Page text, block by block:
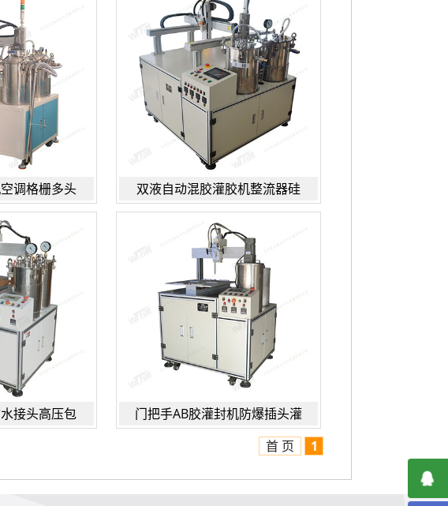
调格栅多头 双液自动混胶灌胶机整流器硅
接头高压包
门把手AB胶灌封机防爆插头灌
首 页
1